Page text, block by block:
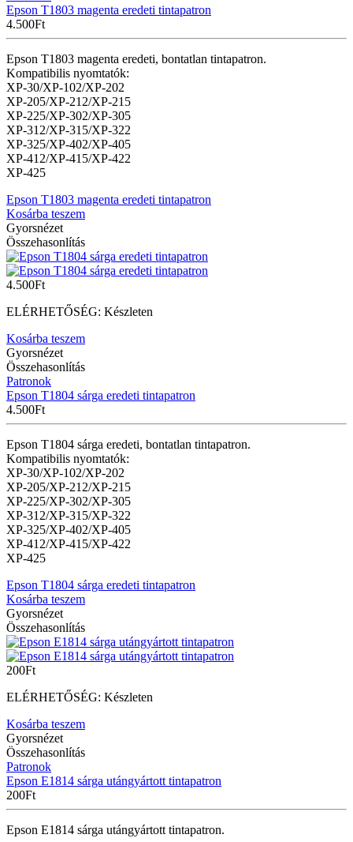
Epson T1803 magenta eredeti tintapatron
4.500Ft
Epson T1803 magenta eredeti, bontatlan tintapatron.
Kompatibilis nyomtatók:
XP-30/XP-102/XP-202
XP-205/XP-212/XP-215
XP-225/XP-302/XP-305
XP-312/XP-315/XP-322
XP-325/XP-402/XP-405
XP-412/XP-415/XP-422
XP-425
Epson T1803 magenta eredeti tintapatron
Kosárba teszem
Gyorsnézet
Összehasonlítás
4.500Ft
ELÉRHETŐSÉG: Készleten
Kosárba teszem
Gyorsnézet
Összehasonlítás
Patronok
Epson T1804 sárga eredeti tintapatron
4.500Ft
Epson T1804 sárga eredeti, bontatlan tintapatron.
Kompatibilis nyomtatók:
XP-30/XP-102/XP-202
XP-205/XP-212/XP-215
XP-225/XP-302/XP-305
XP-312/XP-315/XP-322
XP-325/XP-402/XP-405
XP-412/XP-415/XP-422
XP-425
Epson T1804 sárga eredeti tintapatron
Kosárba teszem
Gyorsnézet
Összehasonlítás
200Ft
ELÉRHETŐSÉG: Készleten
Kosárba teszem
Gyorsnézet
Összehasonlítás
Patronok
Epson E1814 sárga utángyártott tintapatron
200Ft
Epson E1814 sárga utángyártott tintapatron.